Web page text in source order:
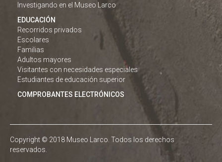
Investigando en el Museo Larco
EDUCACIÓN
Recorridos privados
Escolares
Familias
Adultos mayores
Visitantes con necesidades especiales
Estudiantes de educación superior
COMPROBANTES ELECTRÓNICOS
Copyright © 2018 Museo Larco. Todos los derechos
reservados.